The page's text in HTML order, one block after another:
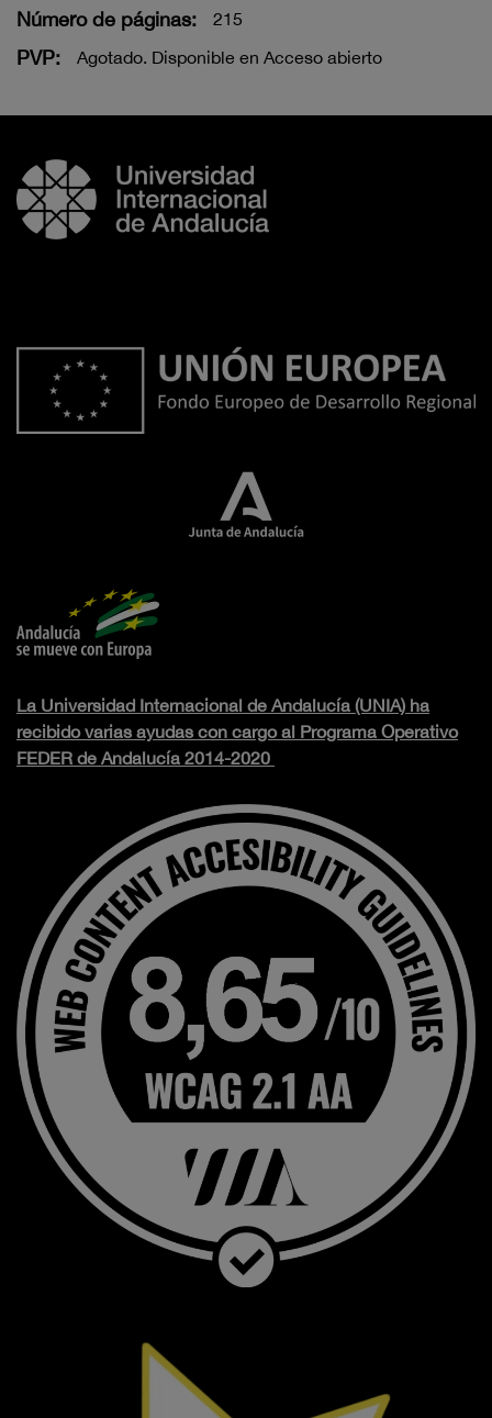
Número de páginas: 215
PVP: Agotado. Disponible en Acceso abierto
La Universidad Internacional de Andalucía (UNIA) ha
recibido varias ayudas con cargo al Programa Operativo
FEDER de Andalucía 2014-2020